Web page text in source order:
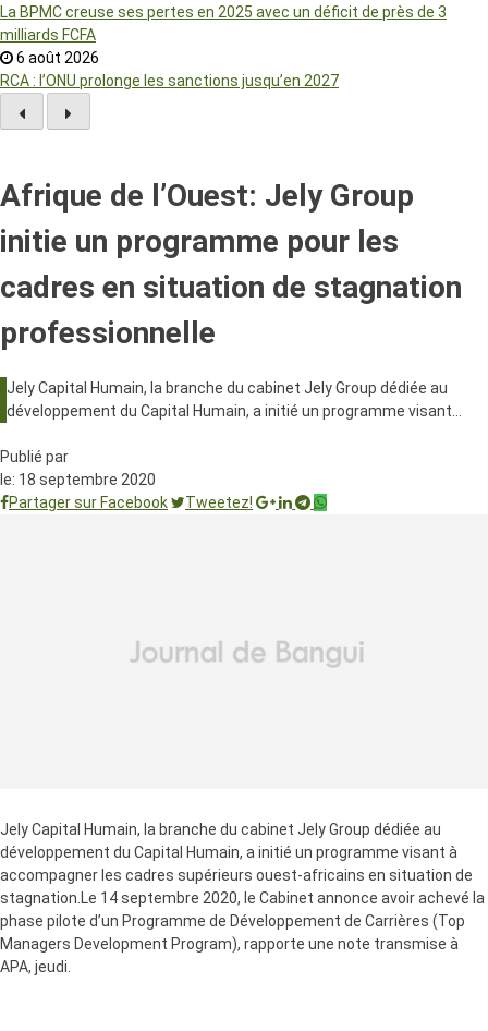
La BPMC creuse ses pertes en 2025 avec un déficit de près de 3
milliards FCFA
6 août 2026
RCA : l’ONU prolonge les sanctions jusqu’en 2027
Afrique de l’Ouest: Jely Group
initie un programme pour les
cadres en situation de stagnation
professionnelle
Jely Capital Humain, la branche du cabinet Jely Group dédiée au
développement du Capital Humain, a initié un programme visant…
Publié par
le: 18 septembre 2020
Partager sur Facebook
Tweetez!
Jely Capital Humain, la branche du cabinet Jely Group dédiée au
développement du Capital Humain, a initié un programme visant à
accompagner les cadres supérieurs ouest-africains en situation de
stagnation.Le 14 septembre 2020, le Cabinet annonce avoir achevé la
phase pilote d’un Programme de Développement de Carrières (Top
Managers Development Program), rapporte une note transmise à
APA, jeudi.